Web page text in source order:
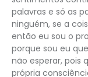
palavras e só as
ninguém, se a
então eu sou o
porque sou eu
não esperar, pois
própria